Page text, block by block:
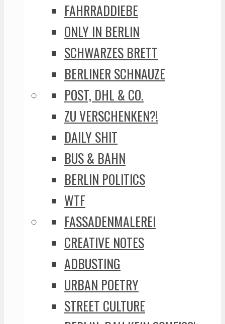
FAHRRADDIEBE
ONLY IN BERLIN
SCHWARZES BRETT
BERLINER SCHNAUZE
POST, DHL & CO.
ZU VERSCHENKEN?!
DAILY SHIT
BUS & BAHN
BERLIN POLITICS
WTF
FASSADENMALEREI
CREATIVE NOTES
ADBUSTING
URBAN POETRY
STREET CULTURE